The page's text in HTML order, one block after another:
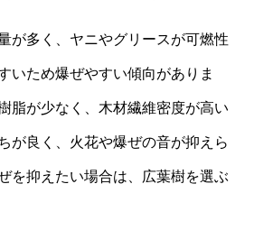
が多く、ヤニやグリースが可燃性
いため爆ぜやすい傾向がありま
脂が少なく、木材繊維密度が高い
が良く、火花や爆ぜの音が抑えら
を抑えたい場合は、広葉樹を選ぶ